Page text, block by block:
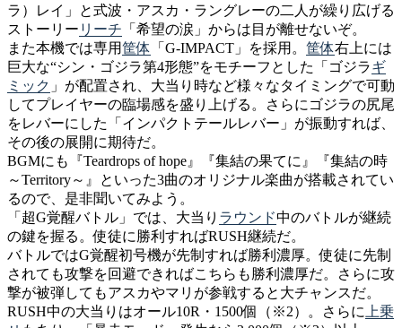
ラ）レイ」と式波・アスカ・ラングレーの二人が繰り広げる
ストーリー リーチ 「希望の涙」からは目が離せないぞ。
また本機では専用筐体 「G-IMPACT」を採用。 筐体右上には
巨大な“シン・ゴジラ第4形態”をモチーフとした「ゴジラギ
ミック 」が配置され、大当り時など様々なタイミングで可動
してプレイヤーの臨場感を盛り上げる。さらにゴジラの尻尾
をレバーにした「インパクトテールレバー」が振動すれば、
その後の展開に期待だ。
BGMにも『Teardrops of hope』『集結の果てに』『集結の時
～Territory～』といった3曲のオリジナル楽曲が搭載されてい
るので、是非聞いてみよう。
「超G覚醒バトル」では、大当り ラウンド中のバトルが継続
の鍵を握る。使徒に勝利すればRUSH継続だ。
バトルではG覚醒初号機が先制すれば勝利濃厚。使徒に先制
されても攻撃を回避できればこちらも勝利濃厚だ。さらに攻
撃が被弾してもアスカやマリが参戦すると大チャンスだ。
RUSH中の大当りはオール10R・1500個（※2）。さらに 上乗